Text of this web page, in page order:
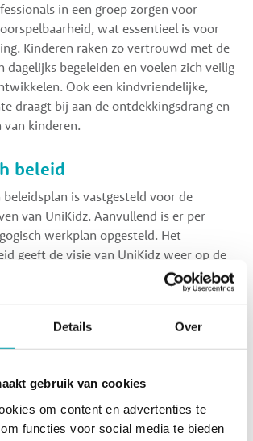
Details Over
gebruik van cookies
om content en advertenties te
functies voor social media te bieden
in een groep zorgen voor
wat essentieel is voor
Kinderen raken zo vertrouwd met de
dagelijks begeleiden en voelen zich veilig
Ook een kindvriendelijke,
draagt bij aan de ontdekkingsdrang en
kinderen.
beleid
beleidsplan is vastgesteld voor de
van UniKidz. Aanvullend is er per
werkplan opgesteld. Het
geeft de visie van UniKidz weer op de
van kinderen. Het beschrijft de
die zorgen voor een veilige,
beleid geëvalueerd en waar nodig
blijft aansluiten op de praktijk en de
en ouders. Zo waarborgen
binnen onze opvang.